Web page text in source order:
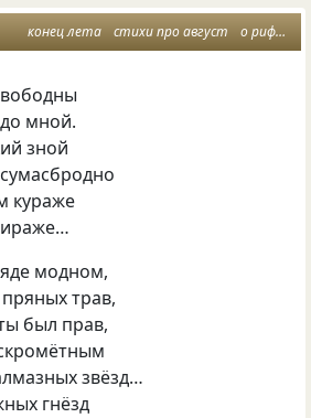
конец лета стихи про август о рифмах
мной.
зной
кураже
модном,
трав,
был прав,
звёзд…
гнёзд